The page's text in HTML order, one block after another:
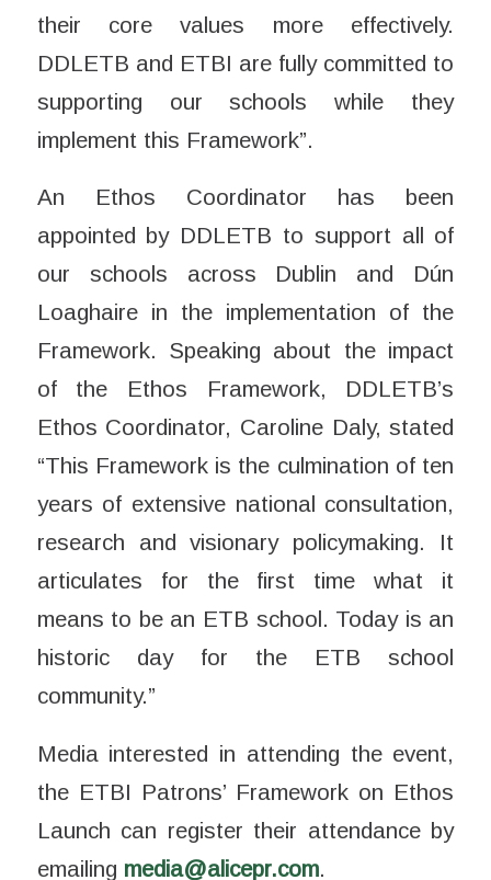
their core values more effectively.
DDLETB and ETBI are fully committed to
supporting our schools while they
implement this Framework”.
An Ethos Coordinator has been
appointed by DDLETB to support all of
our schools across Dublin and Dún
Loaghaire in the implementation of the
Framework. Speaking about the impact
of the Ethos Framework, DDLETB’s
Ethos Coordinator, Caroline Daly, stated
“This Framework is the culmination of ten
years of extensive national consultation,
research and visionary policymaking. It
articulates for the first time what it
means to be an ETB school. Today is an
historic day for the ETB school
community.”
Media interested in attending the event,
the ETBI Patrons’ Framework on Ethos
Launch can register their attendance by
emailing media@alicepr.com.